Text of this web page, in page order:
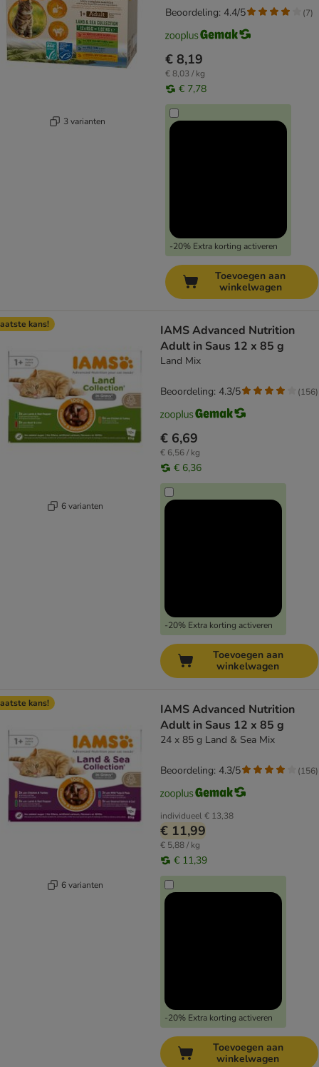
3 varianten
€ 8,19
€ 8,03 / kg
€ 7,78
-20% Extra korting activeren
Beoordeling: 4.4/5 (7)
Toevoegen aan
winkelwagen
kans!
6 varianten
IAMS Advanced Nutrition
Adult in Saus 12 x 85 g
Land Mix
€ 6,69
€ 6,56 / kg
€ 6,36
-20% Extra korting activeren
Beoordeling: 4.3/5 (156)
Toevoegen aan
winkelwagen
kans!
6 varianten
IAMS Advanced Nutrition
Adult in Saus 12 x 85 g
24 x 85 g Land & Sea Mix
individueel€ 13,38
€ 11,99
€ 5,88 / kg
€ 11,39
-20% Extra korting activeren
Beoordeling: 4.3/5 (156)
Toevoegen aan
winkelwagen